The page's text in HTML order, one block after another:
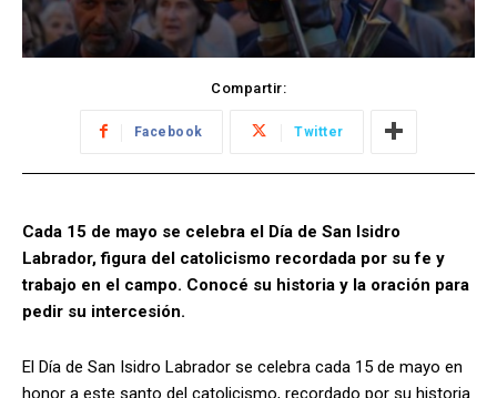
Compartir:
Facebook Twitter
Cada 15 de mayo se celebra el Día de San Isidro
Labrador, figura del catolicismo recordada por su fe y
trabajo en el campo. Conocé su historia y la oración para
pedir su intercesión.
El Día de San Isidro Labrador se celebra cada 15 de mayo en
honor a este santo del catolicismo, recordado por su historia